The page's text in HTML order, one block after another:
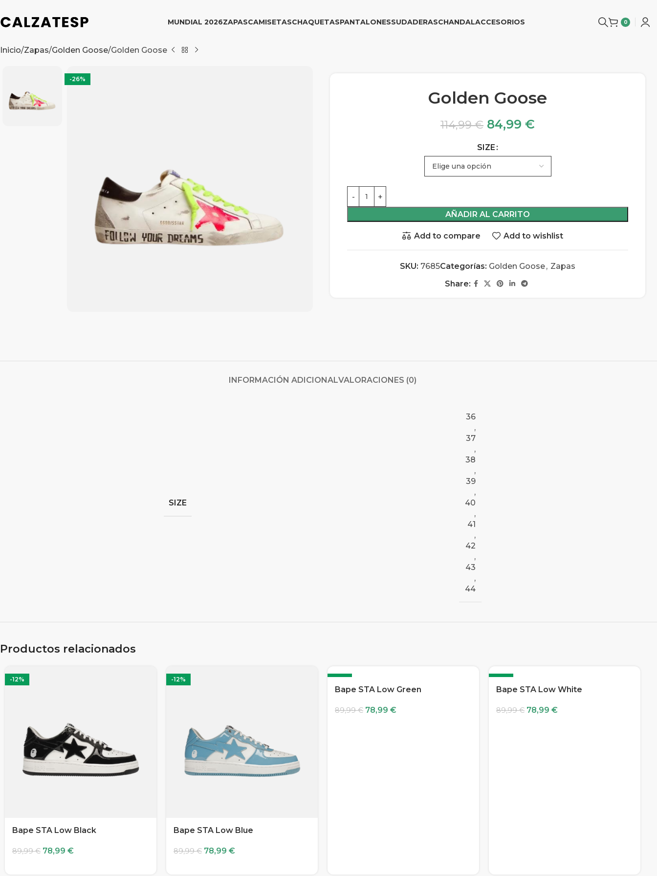
MUNDIAL 2026ZAPASCAMISETASCHAQUETASPANTALONESSUDADERASCHANDALACCESORIOS 0
Inicio Zapas Golden Goose Golden Goose
-26%
Golden Goose
114,99€ 84,99 €
SIZE
AÑADIR AL CARRITO
Add to compare Add to wishlist
SKU: 7685Categorías: Golden Goose, Zapas
Share:
INFORMACIÓN ADICIONALVALORACIONES (0)
SIZE
36
,
37
,
38
,
39
,
40
,
41
,
42
,
43
,
44
Productos relacionados
-12%
Bape STA Low Black
89,99€ 78,99 €
-12%
Bape STA Low Blue
89,99€ 78,99 €
-12%
Bape STA Low Green
89,99€ 78,99 €
-12%
Bape STA Low White
89,99€ 78,99 €